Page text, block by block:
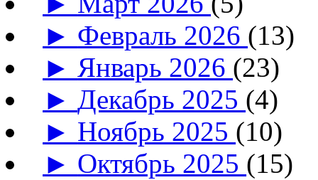
► Февраль 2026 (13)
► Январь 2026 (23)
►Декабрь 2025 (4)
► Ноябрь 2025 (10)
► Октябрь 2025 (15)